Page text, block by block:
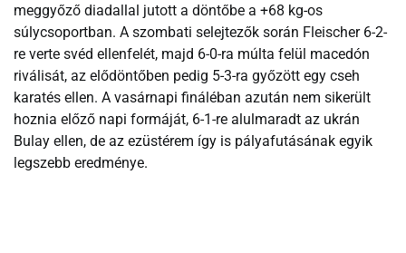
meggyőző diadallal jutott a döntőbe a +68 kg-os
súlycsoportban. A szombati selejtezők során Fleischer 6-2-
re verte svéd ellenfelét, majd 6-0-ra múlta felül macedón
riválisát, az elődöntőben pedig 5-3-ra győzött egy cseh
karatés ellen. A vasárnapi fináléban azután nem sikerült
hoznia előző napi formáját, 6-1-re alulmaradt az ukrán
Bulay ellen, de az ezüstérem így is pályafutásának egyik
legszebb eredménye.